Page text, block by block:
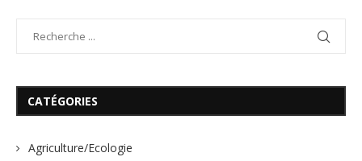
CATÉGORIES
Agriculture/Ecologie